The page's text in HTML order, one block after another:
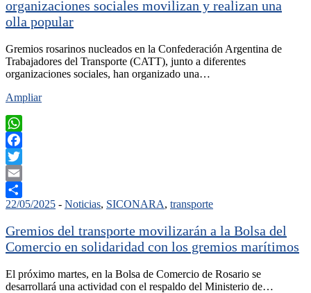
organizaciones sociales movilizan y realizan una
olla popular
Gremios rosarinos nucleados en la Confederación Argentina de
Trabajadores del Transporte (CATT), junto a diferentes
organizaciones sociales, han organizado una…
Ampliar
WhatsApp
Facebook
Twitter
Email
Compartir
22/05/2025 - Noticias, SICONARA, transporte
Gremios del transporte movilizarán a la Bolsa del
Comercio en solidaridad con los gremios marítimos
El próximo martes, en la Bolsa de Comercio de Rosario se
desarrollará una actividad con el respaldo del Ministerio de…